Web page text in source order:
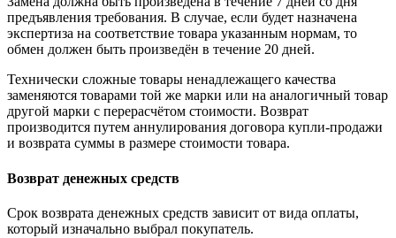
предъявления требования. В случае, если будет назначена
экспертиза на соответствие товара указанным нормам, то
обмен должен быть произведён в течение 20 дней.
Технически сложные товары ненадлежащего качества
заменяются товарами той же марки или на аналогичный товар
другой марки с перерасчётом стоимости. Возврат
производится путем аннулирования договора купли-продажи
и возврата суммы в размере стоимости товара.
Возврат денежных средств
Срок возврата денежных средств зависит от вида оплаты,
который изначально выбрал покупатель.